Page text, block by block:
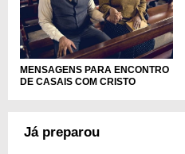
MENSAGENS PARA ENCONTRO
DE CASAIS COM CRISTO
Já preparou